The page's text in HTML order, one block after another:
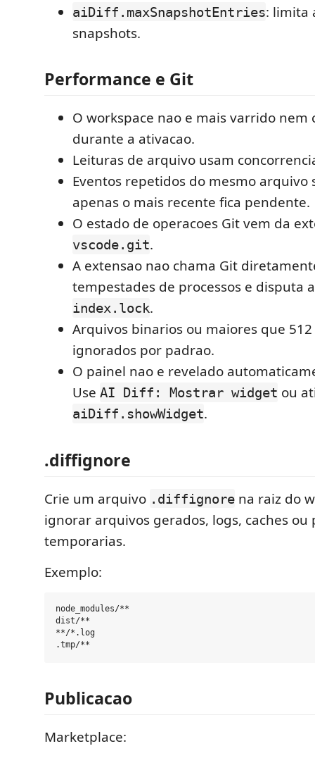
aiDiff.maxSnapshotEntries: limita
snapshots.
Performance e Git
O workspace nao e mais varrido
durante a ativacao.
Leituras de arquivo usam
Eventos repetidos do mesmo arquivo
apenas o mais recente fica pendente.
O estado de operacoes Git vem da
vscode.git.
A extensao nao chama Git
tempestades de processos e disputa
index.lock.
Arquivos binarios ou maiores que 512
ignorados por padrao.
O painel nao e revelado
Use AI Diff: Mostrar widget ou
aiDiff.showWidget.
.diffignore
Crie um arquivo .diffignore na raiz do
ignorar arquivos gerados, logs, caches ou
temporarias.
Exemplo:
node_modules/**
dist/**
**/*.log
Publicacao
Marketplace: